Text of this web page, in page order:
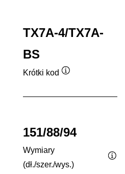
TX7A-4/TX7A-
BS
Krótki kod
151/88/94
Wymiary
(dł./szer./wys.)